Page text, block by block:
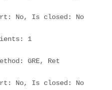
No, Is closed: No
GRE, Ret